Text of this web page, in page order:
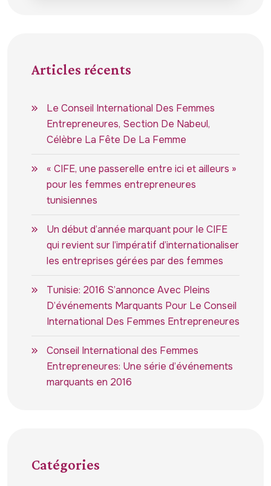
Articles récents
Le Conseil International Des Femmes
Entrepreneures, Section De Nabeul,
Célèbre La Fête De La Femme
« CIFE, une passerelle entre ici et ailleurs »
pour les femmes entrepreneures
tunisiennes
Un début d’année marquant pour le CIFE
qui revient sur l’impératif d’internationaliser
les entreprises gérées par des femmes
Tunisie: 2016 S’annonce Avec Pleins
D’événements Marquants Pour Le Conseil
International Des Femmes Entrepreneures
Conseil International des Femmes
Entrepreneures: Une série d’événements
marquants en 2016
Catégories